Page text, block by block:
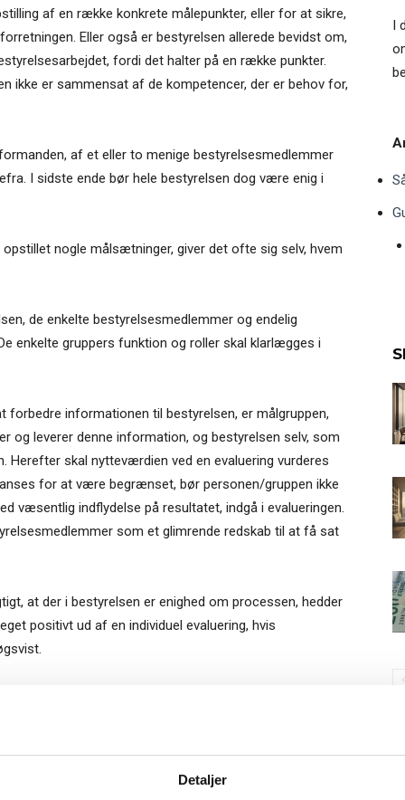
Detaljer
af en række konkrete målepunkter, eller for at sikre,
Eller også er bestyrelsen allerede bevidst om,
fordi det halter på en række punkter.
ikke er sammensat af de kompetencer, der er behov for,
af et eller to menige bestyrelsesmedlemmer
I sidste ende bør hele bestyrelsen dog være enig i
nogle målsætninger, giver det ofte sig selv, hvem
de enkelte bestyrelsesmedlemmer og endelig
enkelte gruppers funktion og roller skal klarlægges i
informationen til bestyrelsen, er målgruppen,
og leverer denne information, og bestyrelsen selv, som
Herefter skal nytteværdien ved en evaluering vurderes
for at være begrænset, bør personen/gruppen ikke
væsentlig indflydelse på resultatet, indgå i evalueringen.
som et glimrende redskab til at få sat
at der i bestyrelsen er enighed om processen, hedder
positivt ud af en individuel evaluering, hvis
arbejdsprocesser, bestyrelsesmedlemmernes
I